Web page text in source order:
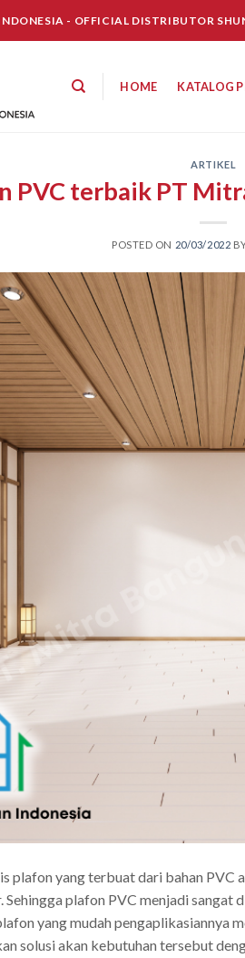
- OFFICIAL DISTRIBUTOR
HOME KATALOG
ARTIKEL
PVC terbaik PT
POSTED ON 20/03/2022
plafon yang terbuat dari bahan PVC
Sehingga plafon PVC menjadi
yang mudah pengaplikasiannya
solusi akan kebutuhan tersebut